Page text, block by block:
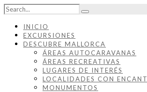
INICIO
EXCURSIONES
DESCUBRE MALLORCA
ÁREAS AUTOCARAVANAS
ÁREAS RECREATIVAS
LUGARES DE INTERÉS
LOCALIDADES CON
MONUMENTOS